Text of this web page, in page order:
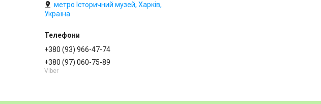
метро Історичний музей, Харків,
Україна
+380 (93) 966-47-74
+380 (97) 060-75-89
Viber